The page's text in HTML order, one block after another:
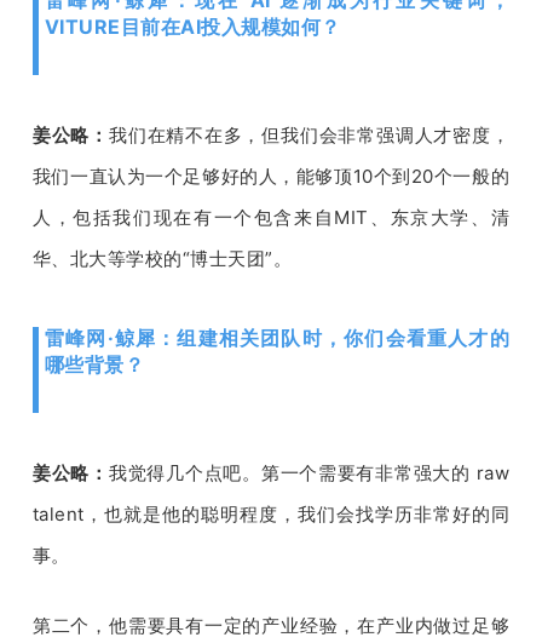
VITURE目前在AI投入规模如何？
姜公略： 我们在精不在多，但我们会非常强调人才密度，
我们一直认为一个足够好的人，能够顶10个到20个一般的
人，包括我们现在有一个包含来自 MIT 、东京大学、清
华、北大等学校的“博士天团”。
雷峰网·鲸犀：组建相关团队时，你们会看重人才的
哪些背景？
姜公略： 我觉得几个点吧。第一个需要有非常强大的 raw
talent ，也就是他的聪明程度，我们会找学历非常好的同
事。
第二个，他需要具有一定的产业经验，在产业内做过足够